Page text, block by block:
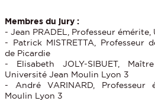
Membres du jury :
- Jean PRADEL, Professeur
- Patrick MISTRETTA, Professeur
de Picardie
- Elisabeth JOLY-SIBUET,
Université Jean Moulin Lyon 3
- André VARINARD, Professeur
Moulin Lyon 3